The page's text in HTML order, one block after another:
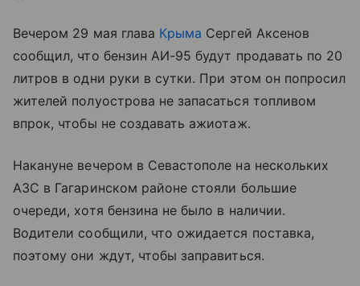
Вечером 29 мая глава Крыма Сергей Аксенов
сообщил, что бензин АИ-95 будут продавать по 20
литров в одни руки в сутки. При этом он попросил
жителей полуострова не запасаться топливом
впрок, чтобы не создавать ажиотаж.
Накануне вечером в Севастополе на нескольких
АЗС в Гагаринском районе стояли большие
очереди, хотя бензина не было в наличии.
Водители сообщили, что ожидается поставка,
поэтому они ждут, чтобы заправиться.